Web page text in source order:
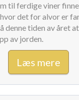
til ferdige viner
det for alvor er
denne tiden av året
av jorden.
Læs mere